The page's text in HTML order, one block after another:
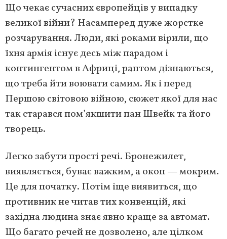
Що чекає сучасних європейців у випадку
великої війни? Насамперед дуже жорстке
розчарування. Люди, які роками вірили, що
їхня армія існує десь між парадом і
контингентом в Африці, раптом дізнаються,
що треба йти воювати самим. Як і перед
Першою світовою війною, сюжет якої для нас
так старався пом’якшити пан Швейк та його
творець.
Легко забути прості речі. Бронежилет,
виявляється, буває важким, а окоп — мокрим.
Це для початку. Потім іще виявиться, що
противник не читав тих конвенцій, які
західна людина знає явно краще за автомат.
Що багато речей не дозволено, але цілком